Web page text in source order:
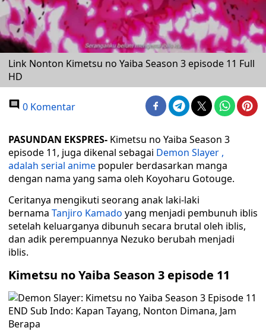
Link Nonton Kimetsu no Yaiba Season 3 episode 11 Full
HD
0 Komentar
PASUNDAN EKSPRES- Kimetsu no Yaiba Season 3
episode 11, juga dikenal sebagai Demon Slayer ,
adalah serial anime populer berdasarkan manga
dengan nama yang sama oleh Koyoharu Gotouge.
Ceritanya mengikuti seorang anak laki-laki
bernama Tanjiro Kamado yang menjadi pembunuh iblis
setelah keluarganya dibunuh secara brutal oleh iblis,
dan adik perempuannya Nezuko berubah menjadi
iblis.
Kimetsu no Yaiba Season 3 episode 11